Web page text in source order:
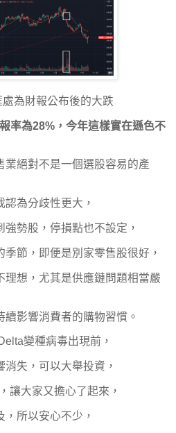
處為財報公布後的大跌
率為28%，今年這樣實在遜色不
業絕對不是一個選股容易的產
為分歧性更大，
勢股，停損點也不設定，
節，即便是別家零售股很好，
理想，尤其是供應鏈問題相當嚴
影響消費者的購物習慣。
變種病毒出現前，
失，可以大舉投資，
讓大家又擔心了起來，
所以安心不少，